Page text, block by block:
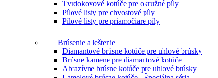
Tvrdokovové kotúče pre okružné píly
Pílové listy pre chvostové píly
Pílové listy pre priamočiare píly
Brúsenie a leštenie
Diamantové brúsne kotúče pre uhlové brúsky
Brúsne kamene pre diamantové kotúče
Abrazívne brúsne kotúče pre uhlové brúsky